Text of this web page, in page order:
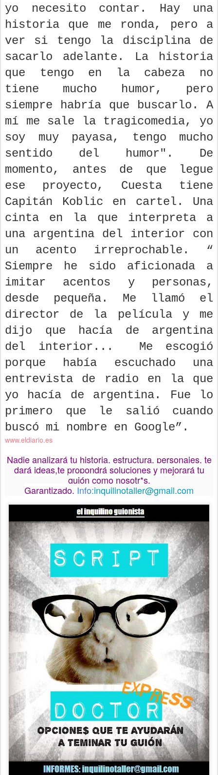
yo necesito contar. Hay una
historia que me ronda, pero a
ver si tengo la disciplina de
sacarlo adelante. La historia
que tengo en la cabeza no
tiene mucho humor, pero
siempre habría que buscarlo. A
mí me sale la tragicomedia, yo
soy muy payasa, tengo mucho
sentido del humor". De
momento, antes de que legue
ese proyecto, Cuesta tiene
Capitán Koblic en cartel. Una
cinta en la que interpreta a
una argentina del interior con
un acento irreprochable. “
Siempre he sido aficionada a
imitar acentos y personas,
desde pequeña. Me llamó el
director de la película y me
dijo que hacía de argentina
del interior... Me escogió
porque había escuchado una
entrevista de radio en la que
yo hacía de argentina. Fue lo
primero que le salió cuando
buscó mi nombre en Google”.
www.eldiario.es
Nadie analizará tu historia, estructura, personajes, te
dará ideas,te propondrá soluciones y mejorará tu
guión como nosotr*s.
Garantizado. Info:inquilinotaller@gmail.com